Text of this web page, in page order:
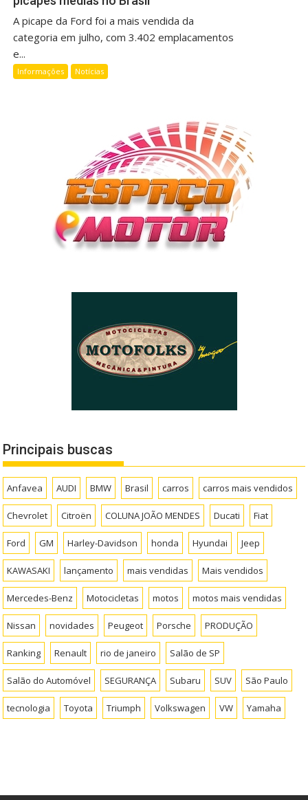
A picape da Ford foi a mais vendida da
categoria em julho, com 3.402 emplacamentos
e...
Informações Notícias
Principais buscas
Anfavea AUDI BMW Brasil carros carros mais vendidos
Chevrolet Citroën COLUNA JOÃO MENDES Ducati Fiat
Ford GM Harley-Davidson honda Hyundai Jeep
KAWASAKI lançamento mais vendidas Mais vendidos
Mercedes-Benz Motocicletas motos motos mais vendidas
Nissan novidades Peugeot Porsche PRODUÇÃO
Ranking Renault rio de janeiro Salão de SP
Salão do Automóvel SEGURANÇA Subaru SUV São Paulo
tecnologia Toyota Triumph Volkswagen VW Yamaha